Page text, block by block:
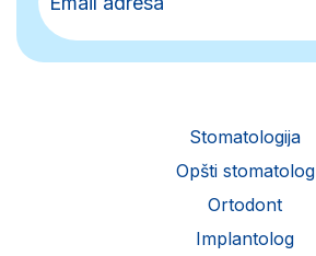
Stomatologija
Opšti stomatolog
Ortodont
Implantolog